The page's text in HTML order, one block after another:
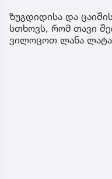
ზუგდიდისა და
სთხოვს, რომ თავი
ვილოცოთ ლანა